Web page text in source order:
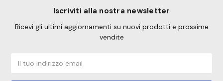
Iscriviti alla nostra newsletter
Ricevi gli ultimi aggiornamenti su nuovi prodotti e prossime
vendite
email